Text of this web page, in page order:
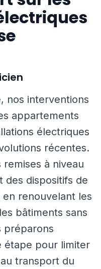
nos interventions
appartements
électriques
récentes.
à niveau
des dispositifs de
renouvelant les
bâtiments sans
préparons
étape pour limiter
transport du